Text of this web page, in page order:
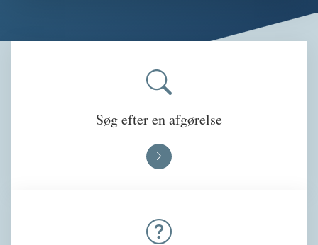
Søg efter en afgørelse